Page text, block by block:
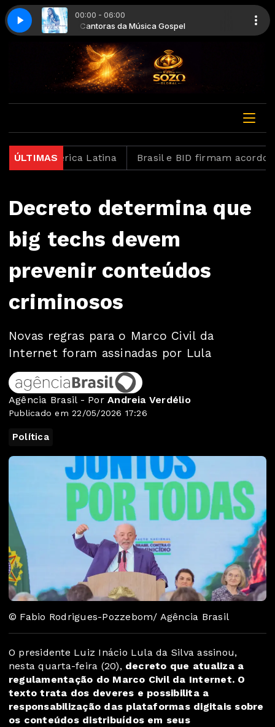
00:00 - 06:00
Cantoras da Música Gospel
Bruna Karla - Cicatrizes
ÚLTIMAS
América Latina Brasil e BID firmam acordo para
Decreto determina que
big techs devem
prevenir conteúdos
criminosos
Novas regras para o Marco Civil da
Internet foram assinadas por Lula
Agência Brasil - PorAndreia Verdélio
Publicado em 22/05/2026 17:26
Política
© Fabio Rodrigues-Pozzebom/ Agência Brasil
O presidente Luiz Inácio Lula da Silva assinou,
nesta quarta-feira (20), decreto que atualiza a
regulamentação do Marco Civil da Internet. O
texto trata dos deveres e possibilita a
responsabilização das plataformas digitais sobre
os conteúdos distribuídos em seus